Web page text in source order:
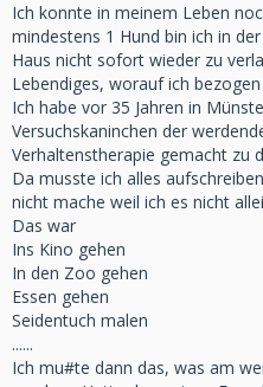
Ich konnte in meinem Leben
mindestens 1 Hund bin ich in
Haus nicht sofort wieder zu
Lebendiges, worauf ich bezogen
Ich habe vor 35 Jahren in
Versuchskaninchen der
Verhaltenstherapie gemacht zu
Da musste ich alles
nicht mache weil ich es nicht
Das war
Ins Kino gehen
In den Zoo gehen
Essen gehen
Seidentuch malen
......
Ich mu#te dann das, was am